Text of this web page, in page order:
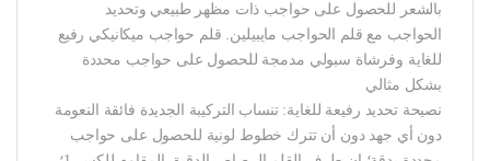
بالشعر للحصول على حواجب ذات مظهر طبيعي وتحديد
الحواجب مع قلم الحواجب مايبيلين. قلم حواجب ميكانيكي رفيع
للغاية وفرشاة سبولي مدمجة للحصول على حواجب محددة
بشكل مثالي
نصيحة تحديد رفيعة للغاية: تنساب التركيبة الجديدة فائقة النعومة
دون أي جهد دون أن تترك خطوط لونية للحصول على حواجب